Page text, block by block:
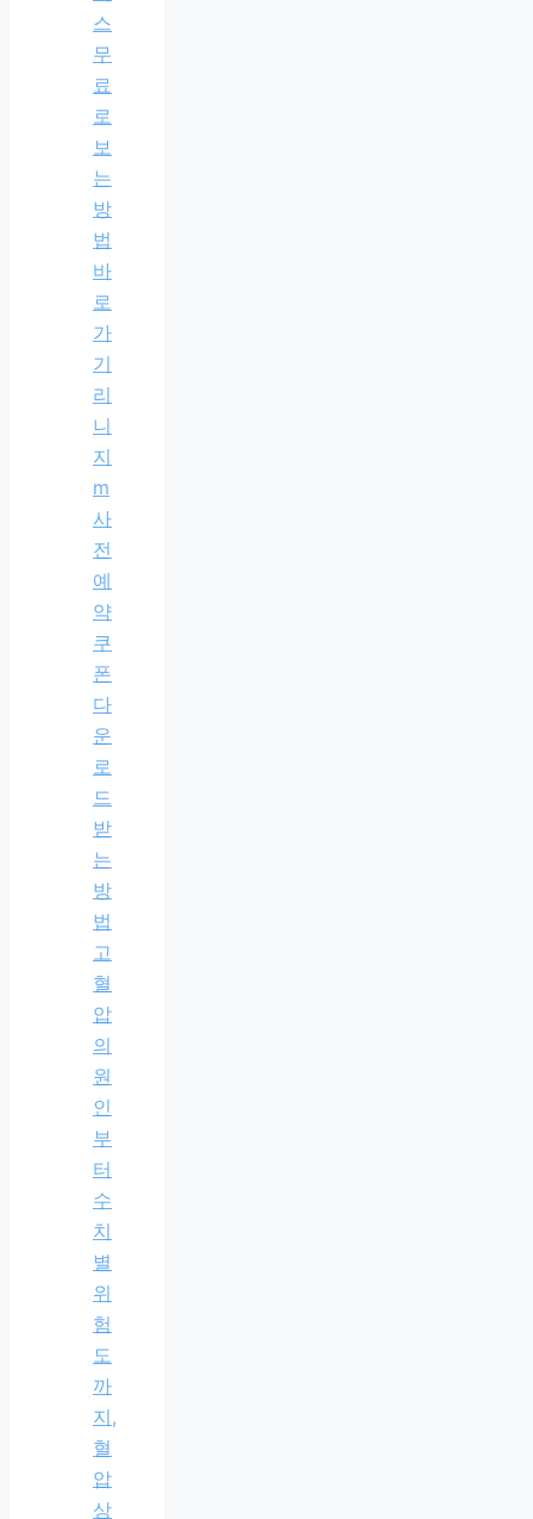
스
무
료
로
보
는
방
법
바
로
가
기
리
니
지
m
사
전
예
약
쿠
폰
다
운
로
드
받
는
방
법
고
혈
압
의
원
인
부
터
수
치
별
위
험
도
까
지,
혈
압
상